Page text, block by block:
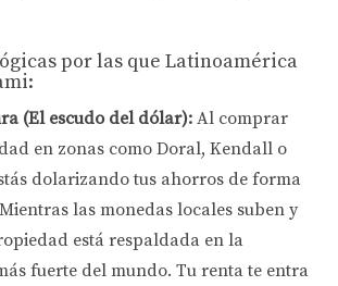
por las que Latinoamérica
(El escudo del dólar): Al comprar
en zonas como Doral, Kendall o
dolarizando tus ahorros de forma
las monedas locales suben y
está respaldada en la
fuerte del mundo. Tu renta te entra